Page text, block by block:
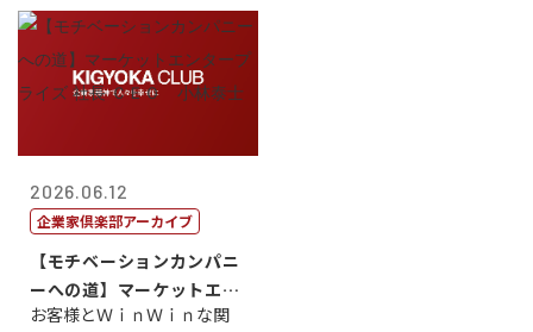
2026.06.12
企業家倶楽部アーカイブ
【モチベーションカンパニ
ーへの道】マーケットエン
タープライズ...
お客様とＷｉｎＷｉｎな関